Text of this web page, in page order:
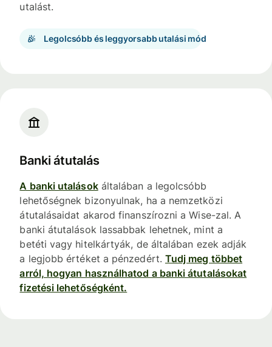
utalást.
Legolcsóbb és leggyorsabb utalási mód
Banki átutalás
A banki utalásokáltalában a legolcsóbb
lehetőségnek bizonyulnak, ha a nemzetközi
átutalásaidat akarod finanszírozni a Wise-zal. A
banki átutalások lassabbak lehetnek, mint a
betéti vagy hitelkártyák, de általában ezek adják
a legjobb értéket a pénzedért. Tudj meg többet
arról, hogyan használhatod a banki átutalásokat
fizetési lehetőségként.